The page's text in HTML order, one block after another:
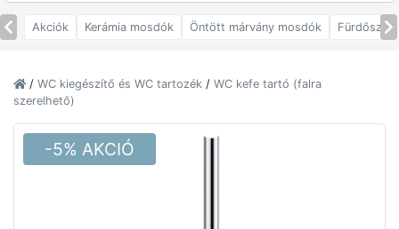
Akciók Kerámia mosdók Öntött márvány mosdók
/ WC kiegészítő és WC tartozék / WC kefe tartó (falra
szerelhető)
-5% AKCIÓ